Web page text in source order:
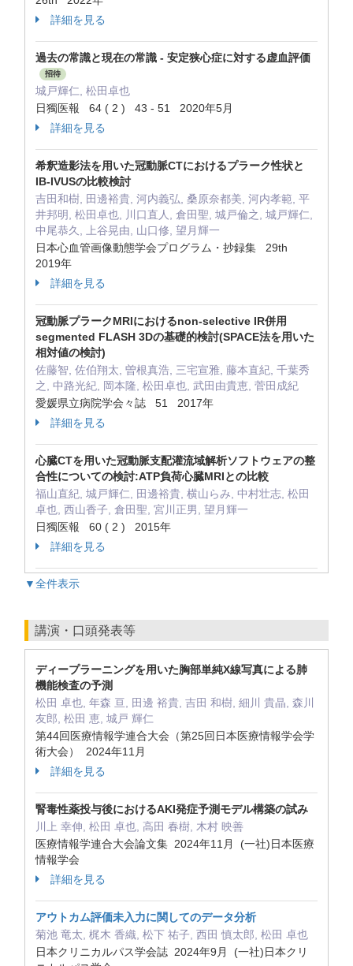
詳細を見る
過去の常識と現在の常識 - 安定狭心症に対する虚血評価
招待
城戸輝仁, 松田卓也
日獨医報 64 ( 2 ) 43 - 51 2020年5月
詳細を見る
希釈造影法を用いた冠動脈CTにおけるプラーク性状と
IB-IVUSの比較検討
吉田和樹, 田邊裕貴, 河内義弘, 桑原奈都美, 河内孝範, 平
井邦明, 松田卓也, 川口直人, 倉田聖, 城戸倫之, 城戸輝仁,
中尾恭久, 上谷晃由, 山口修, 望月輝一
日本心血管画像動態学会プログラム・抄録集 29th
2019年
詳細を見る
冠動脈プラークMRIにおけるnon-selective IR併用
segmented FLASH 3Dの基礎的検討(SPACE法を用いた
相対値の検討)
佐藤智, 佐伯翔太, 曽根真浩, 三宅宣雅, 藤本直紀, 千葉秀
之, 中路光紀, 岡本隆, 松田卓也, 武田由貴恵, 菅田成紀
愛媛県立病院学会々誌 51 2017年
詳細を見る
心臓CTを用いた冠動脈支配灌流域解析ソフトウェアの整
合性についての検討:ATP負荷心臓MRIとの比較
福山直紀, 城戸輝仁, 田邊裕貴, 横山らみ, 中村壮志, 松田
卓也, 西山香子, 倉田聖, 宮川正男, 望月輝一
日獨医報 60 ( 2 ) 2015年
詳細を見る
▼全件表示
講演・口頭発表等
ディープラーニングを用いた胸部単純X線写真による肺
機能検査の予測
松田 卓也, 年森 亘, 田邊 裕貴, 吉田 和樹, 細川 貴晶, 森川
友郎, 松田 恵, 城戸 輝仁
第44回医療情報学連合大会（第25回日本医療情報学会学
術大会） 2024年11月
詳細を見る
腎毒性薬投与後におけるAKI発症予測モデル構築の試み
川上 幸伸, 松田 卓也, 高田 春樹, 木村 映善
医療情報学連合大会論文集 2024年11月 (一社)日本医療
情報学会
詳細を見る
アウトカム評価未入力に関してのデータ分析
菊池 竜太, 梶木 香織, 松下 祐子, 西田 慎太郎, 松田 卓也
日本クリニカルパス学会誌 2024年9月 (一社)日本クリ